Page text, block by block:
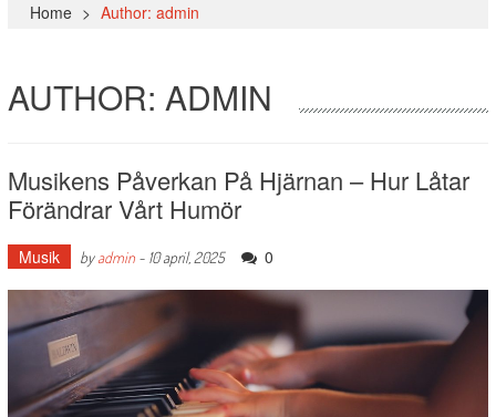
Home > Author: admin
AUTHOR: ADMIN
Musikens Påverkan På Hjärnan – Hur Låtar
Förändrar Vårt Humör
Musik byadmin- 10 april, 2025 0